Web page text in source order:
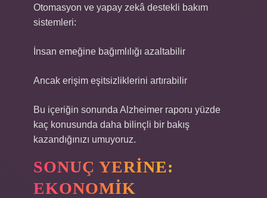
Otomasyon ve yapay zekâ destekli bakım
sistemleri:
İnsan emeğine bağımlılığı azaltabilir
Ancak erişim eşitsizliklerini artırabilir
Bu içeriğin sonunda Alzheimer raporu yüzde
kaç konusunda daha bilinçli bir bakış
kazandığınızı umuyoruz.
SONUÇ YERINE:
EKONOMIK